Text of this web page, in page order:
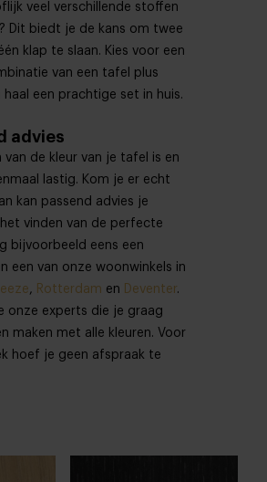
veel verschillende stoffen
Dit biedt je de kans om twee
klap te slaan. Kies voor een
van een tafel plus
haal een prachtige set in huis.
advies
van de kleur van je tafel is en
lastig. Kom je er echt
kan passend advies je
vinden van de perfecte
bijvoorbeeld eens een
een van onze woonwinkels in
, Rotterdam en Deventer.
onze experts die je graag
maken met alle kleuren. Voor
hoef je geen afspraak te